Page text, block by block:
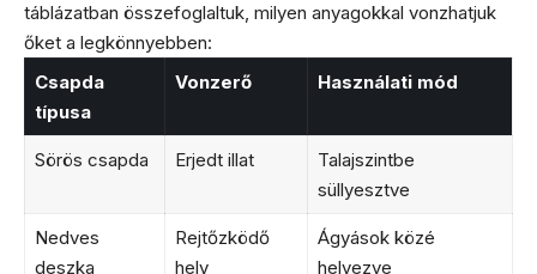
táblázatban összefoglaltuk, milyen anyagokkal vonzhatjuk
őket a legkönnyebben:
Csapda
típusa
Vonzerő Használati mód
Sörös csapda Erjedt illat
Talajszintbe
süllyesztve
Nedves
deszka
Rejtőzködő
hely
Ágyások közé
helyezve